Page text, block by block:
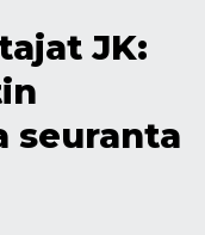
JK:
seuranta